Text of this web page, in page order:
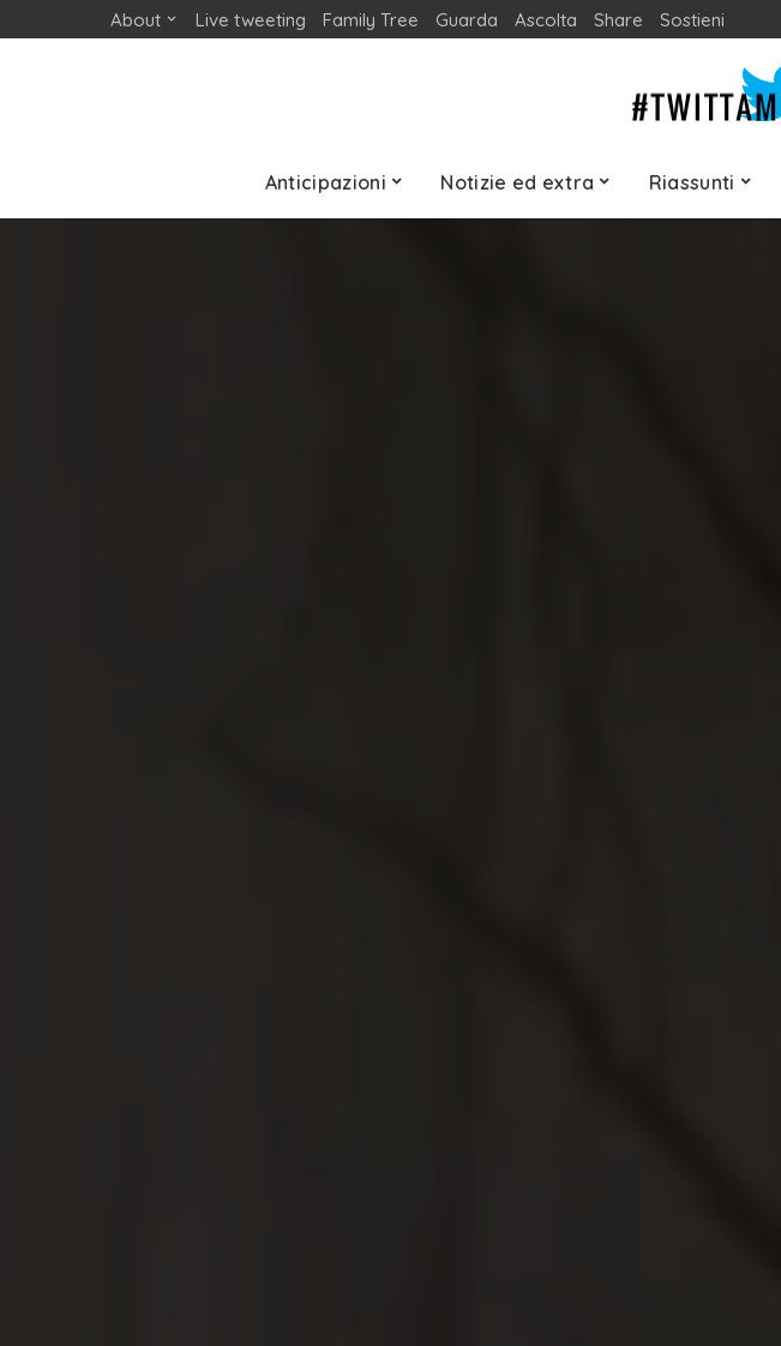
About Live tweeting Family Tree Guarda Ascolta Share Sostieni
Anticipazioni Notizie ed extra Riassunti